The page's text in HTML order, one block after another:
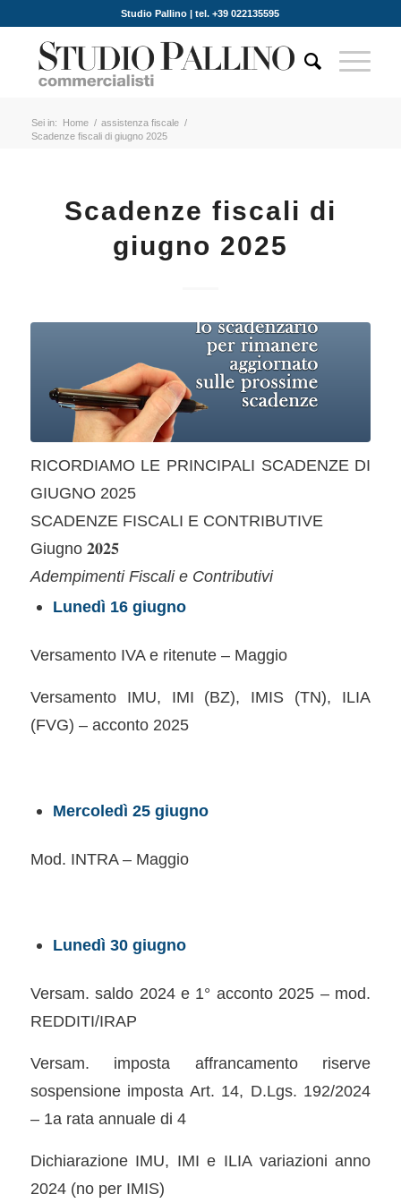
Studio Pallino | tel. +39 022135595
Sei in: Home / assistenza fiscale /
Scadenze fiscali di giugno 2025
Scadenze fiscali di
giugno 2025
RICORDIAMO LE PRINCIPALI SCADENZE DI
GIUGNO 2025
SCADENZE FISCALI E CONTRIBUTIVE
Giugno 𝟐𝟎𝟐𝟓
Adempimenti Fiscali e Contributivi
Lunedì 16 giugno
Versamento IVA e ritenute – Maggio
Versamento IMU, IMI (BZ), IMIS (TN), ILIA
(FVG) – acconto 2025
Mercoledì 25 giugno
Mod. INTRA – Maggio
Lunedì 30 giugno
Versam. saldo 2024 e 1° acconto 2025 – mod.
REDDITI/IRAP
Versam. imposta affrancamento riserve
sospensione imposta Art. 14, D.Lgs. 192/2024
– 1a rata annuale di 4
Dichiarazione IMU, IMI e ILIA variazioni anno
2024 (no per IMIS)